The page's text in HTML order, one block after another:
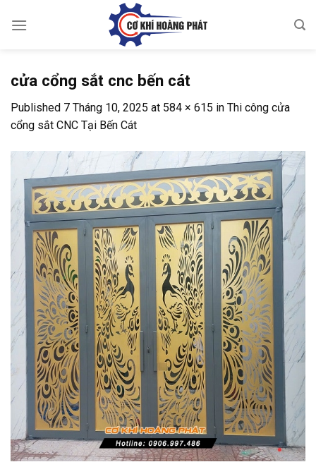
cửa cổng sắt cnc bến cát
Published 7 Tháng 10, 2025 at 584 × 615 in Thi công cửa
cổng sắt CNC Tại Bến Cát